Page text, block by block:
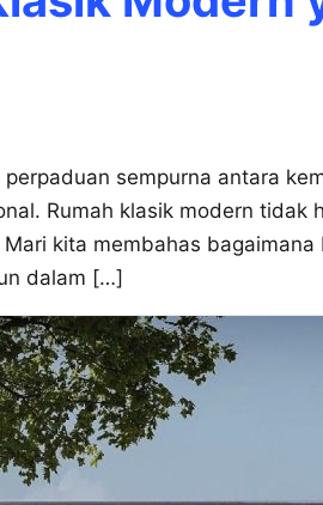
sempurna antara
Rumah klasik modern
kita membahas
dalam […]